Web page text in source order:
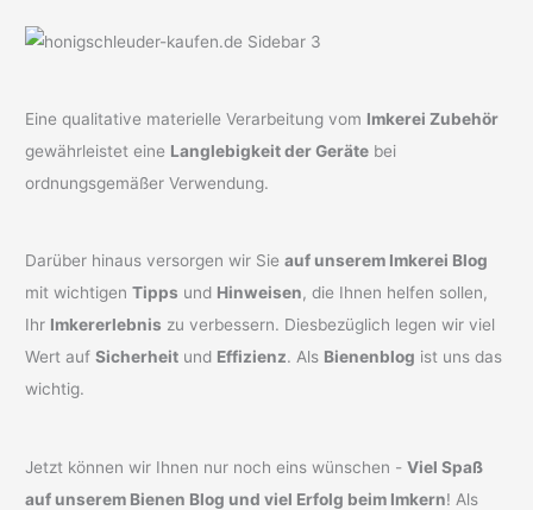
Eine qualitative materielle Verarbeitung vom Imkerei Zubehör
gewährleistet eine Langlebigkeit der Geräte bei
ordnungsgemäßer Verwendung.
Darüber hinaus versorgen wir Sieauf unserem Imkerei Blog
mit wichtigenTipps und Hinweisen, die Ihnen helfen sollen,
Ihr Imkererlebnis zu verbessern. Diesbezüglich legen wir viel
Wert aufSicherheit und Effizienz. Als Bienenblog ist uns das
wichtig.
Jetzt können wir Ihnen nur noch eins wünschen -Viel Spaß
auf unserem Bienen Blog und viel Erfolg beim Imkern! Als